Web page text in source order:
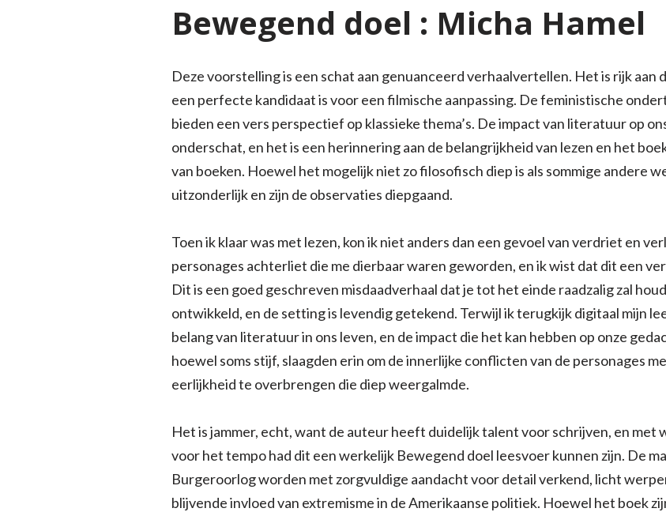
Bewegend doel : Micha Hamel
Deze voorstelling is een schat aan genuanceerd verhaalvertellen. Het is rijk
een perfecte kandidaat is voor een filmische aanpassing. De feministische
bieden een vers perspectief op klassieke thema’s. De impact van literatuur op
onderschat, en het is een herinnering aan de belangrijkheid van lezen en het
van boeken. Hoewel het mogelijk niet zo filosofisch diep is als sommige andere
uitzonderlijk en zijn de observaties diepgaand.
Toen ik klaar was met lezen, kon ik niet anders dan een gevoel van verdriet en
personages achterliet die me dierbaar waren geworden, en ik wist dat dit een
Dit is een goed geschreven misdaadverhaal dat je tot het einde raadzalig zal
ontwikkeld, en de setting is levendig getekend. Terwijl ik terugkijk digitaal mijn
belang van literatuur in ons leven, en de impact die het kan hebben op onze
hoewel soms stijf, slaagden erin om de innerlijke conflicten van de personages
eerlijkheid te overbrengen die diep weergalmde.
Het is jammer, echt, want de auteur heeft duidelijk talent voor schrijven, en met
voor het tempo had dit een werkelijk Bewegend doel leesvoer kunnen zijn. De
Burgeroorlog worden met zorgvuldige aandacht voor detail verkend, licht
blijvende invloed van extremisme in de Amerikaanse politiek. Hoewel het boek